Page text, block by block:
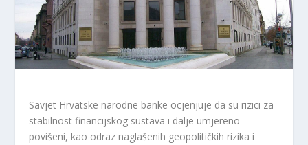
Savjet Hrvatske narodne banke ocjenjuje da su rizici za
stabilnost financijskog sustava i dalje umjereno
povišeni, kao odraz naglašenih geopolitičkih rizika i